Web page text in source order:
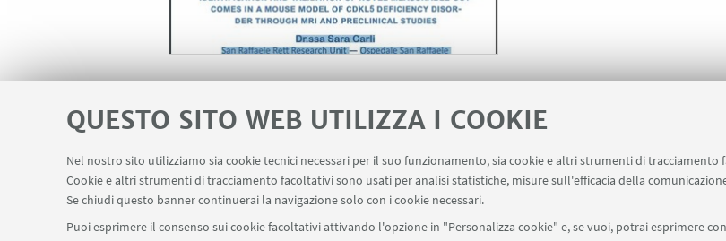
QUESTO SITO WEB UTILIZZA I COOKIE
Nel nostro sito utilizziamo sia cookie tecnici necessari per il suo funzionamento, sia cookie e altri strumenti di
Cookie e altri strumenti di tracciamento facoltativi sono usati per analisi statistiche, misure sull'efficacia della
Se chiudi questo banner continuerai la navigazione solo con i cookie necessari.
Puoi esprimere il consenso sui cookie facoltativi attivando l'opzione in "Personalizza cookie" e, se vuoi, potrai esprimere
Linki per accedere alla presentazione